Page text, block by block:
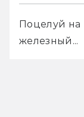
Поцелуй
железный...